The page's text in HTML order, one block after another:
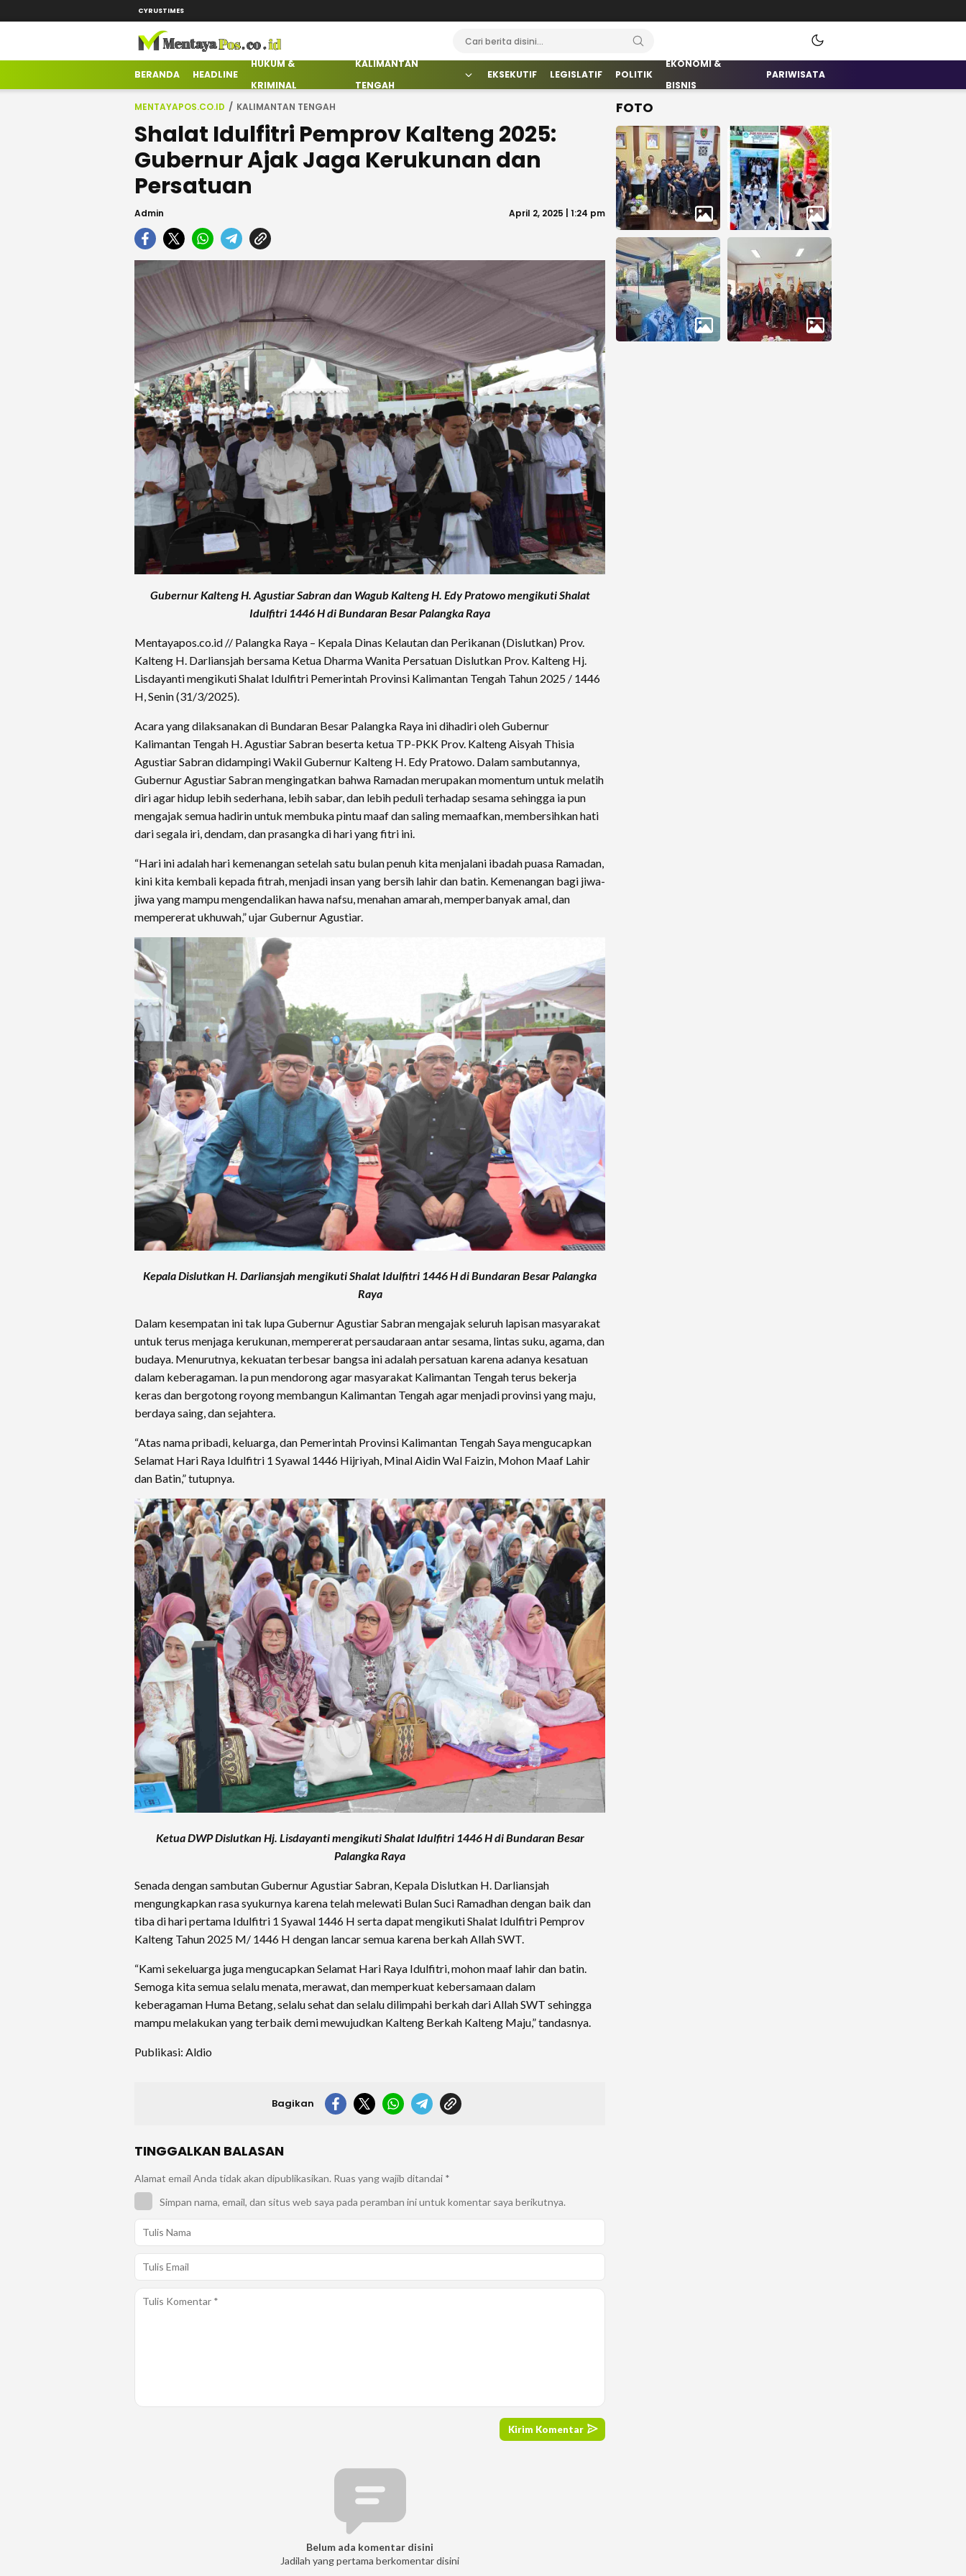
CYRUSTIMES
mentayapos.co.id
Terkini Mengabarkan
BERANDA HEADLINE
HUKUM &
KRIMINAL
KALIMANTAN
TENGAH
EKSEKUTIF LEGISLATIF POLITIK
EKONOMI &
BISNIS
PARIWISATA
MENTAYAPOS.CO.ID KALIMANTAN TENGAH
Shalat Idulfitri Pemprov Kalteng 2025:
Gubernur Ajak Jaga Kerukunan dan
Persatuan
Admin April 2, 2025 | 1:24 pm
Gubernur Kalteng H. Agustiar Sabran dan Wagub Kalteng H. Edy Pratowo mengikuti Shalat
Idulfitri 1446 H di Bundaran Besar Palangka Raya
Mentayapos.co.id // Palangka Raya – Kepala Dinas Kelautan dan Perikanan (Dislutkan) Prov.
Kalteng H. Darliansjah bersama Ketua Dharma Wanita Persatuan Dislutkan Prov. Kalteng Hj.
Lisdayanti mengikuti Shalat Idulfitri Pemerintah Provinsi Kalimantan Tengah Tahun 2025 / 1446
H, Senin (31/3/2025).
Acara yang dilaksanakan di Bundaran Besar Palangka Raya ini dihadiri oleh Gubernur
Kalimantan Tengah H. Agustiar Sabran beserta ketua TP-PKK Prov. Kalteng Aisyah Thisia
Agustiar Sabran didampingi Wakil Gubernur Kalteng H. Edy Pratowo. Dalam sambutannya,
Gubernur Agustiar Sabran mengingatkan bahwa Ramadan merupakan momentum untuk melatih
diri agar hidup lebih sederhana, lebih sabar, dan lebih peduli terhadap sesama sehingga ia pun
mengajak semua hadirin untuk membuka pintu maaf dan saling memaafkan, membersihkan hati
dari segala iri, dendam, dan prasangka di hari yang fitri ini.
“Hari ini adalah hari kemenangan setelah satu bulan penuh kita menjalani ibadah puasa Ramadan,
kini kita kembali kepada fitrah, menjadi insan yang bersih lahir dan batin. Kemenangan bagi jiwa-
jiwa yang mampu mengendalikan hawa nafsu, menahan amarah, memperbanyak amal, dan
mempererat ukhuwah,” ujar Gubernur Agustiar.
Kepala Dislutkan H. Darliansjah mengikuti Shalat Idulfitri 1446 H di Bundaran Besar Palangka
Raya
Dalam kesempatan ini tak lupa Gubernur Agustiar Sabran mengajak seluruh lapisan masyarakat
untuk terus menjaga kerukunan, mempererat persaudaraan antar sesama, lintas suku, agama, dan
budaya. Menurutnya, kekuatan terbesar bangsa ini adalah persatuan karena adanya kesatuan
dalam keberagaman. Ia pun mendorong agar masyarakat Kalimantan Tengah terus bekerja
keras dan bergotong royong membangun Kalimantan Tengah agar menjadi provinsi yang maju,
berdaya saing, dan sejahtera.
“Atas nama pribadi, keluarga, dan Pemerintah Provinsi Kalimantan Tengah Saya mengucapkan
Selamat Hari Raya Idulfitri 1 Syawal 1446 Hijriyah, Minal Aidin Wal Faizin, Mohon Maaf Lahir
dan Batin,” tutupnya.
Ketua DWP Dislutkan Hj. Lisdayanti mengikuti Shalat Idulfitri 1446 H di Bundaran Besar
Palangka Raya
Senada dengan sambutan Gubernur Agustiar Sabran, Kepala Dislutkan H. Darliansjah
mengungkapkan rasa syukurnya karena telah melewati Bulan Suci Ramadhan dengan baik dan
tiba di hari pertama Idulfitri 1 Syawal 1446 H serta dapat mengikuti Shalat Idulfitri Pemprov
Kalteng Tahun 2025 M/ 1446 H dengan lancar semua karena berkah Allah SWT.
“Kami sekeluarga juga mengucapkan Selamat Hari Raya Idulfitri, mohon maaf lahir dan batin.
Semoga kita semua selalu menata, merawat, dan memperkuat kebersamaan dalam
keberagaman Huma Betang, selalu sehat dan selalu dilimpahi berkah dari Allah SWT sehingga
mampu melakukan yang terbaik demi mewujudkan Kalteng Berkah Kalteng Maju,” tandasnya.
Publikasi: Aldio
Bagikan
TINGGALKAN BALASAN
Alamat email Anda tidak akan dipublikasikan. Ruas yang wajib ditandai *
Simpan nama, email, dan situs web saya pada peramban ini untuk komentar saya berikutnya.
Belum ada komentar disini
Jadilah yang pertama berkomentar disini
FOTO